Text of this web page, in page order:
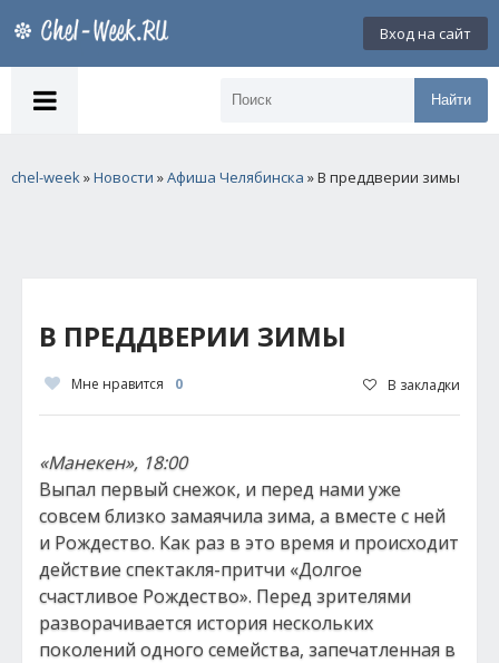
Вход на сайт
Найти
chel-week»Новости »Афиша Челябинска » В преддверии зимы
В ПРЕДДВЕРИИ ЗИМЫ
Мне нравится 0 В закладки
«Манекен», 18:00
Выпал первый снежок, и перед нами уже
совсем близко замаячила зима, а вместе с ней
и Рождество. Как раз в это время и происходит
действие спектакля-притчи «Долгое
счастливое Рождество». Перед зрителями
разворачивается история нескольких
поколений одного семейства, запечатленная в